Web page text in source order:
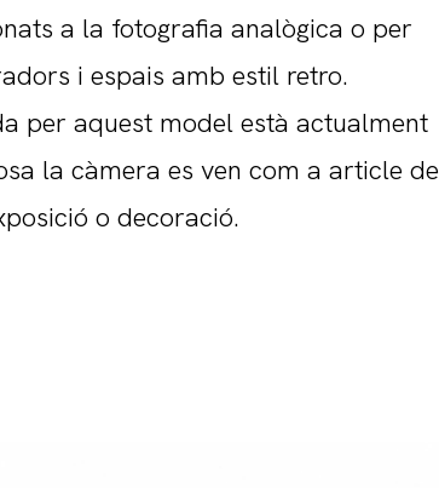
a la fotografia analògica o per
i espais amb estil retro.
per aquest model està actualment
la càmera es ven com a article de
o decoració.